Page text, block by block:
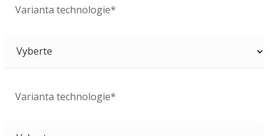
Varianta technologie*
Varianta technologie*